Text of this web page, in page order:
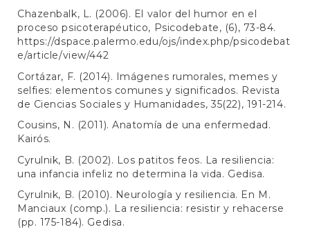
Chazenbalk, L. (2006). El valor del humor en el
proceso psicoterapéutico, Psicodebate, (6), 73-84.
https://dspace.palermo.edu/ojs/index.php/psicodebat
e/article/view/442
Cortázar, F. (2014). Imágenes rumorales, memes y
selfies: elementos comunes y significados. Revista
de Ciencias Sociales y Humanidades, 35(22), 191-214.
Cousins, N. (2011). Anatomía de una enfermedad.
Kairós.
Cyrulnik, B. (2002). Los patitos feos. La resiliencia:
una infancia infeliz no determina la vida. Gedisa.
Cyrulnik, B. (2010). Neurología y resiliencia. En M.
Manciaux (comp.). La resiliencia: resistir y rehacerse
(pp. 175-184). Gedisa.